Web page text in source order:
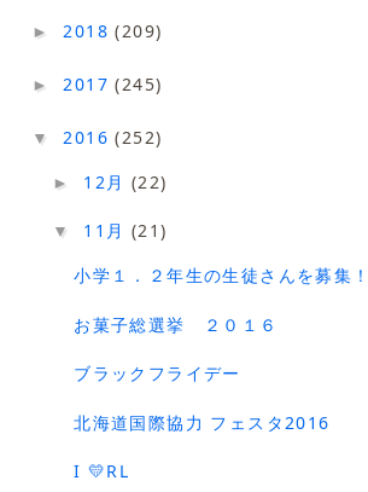
► 2018(209)
► 2017(245)
▼ 2016(252)
► 12月 (22)
▼ 11月 (21)
小学１．２年生の生徒さんを募集！
お菓子総選挙 ２０１６
ブラックフライデー
北海道国際協力 フェスタ2016
I 💛RL